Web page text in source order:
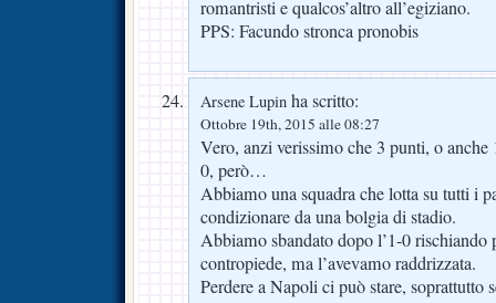
romantristi e qualcos’altro all’egiziano.
PPS: Facundo stronca pronobis
Arsene Lupin ha scritto:
Ottobre 19th, 2015 alle 08:27
Vero, anzi verissimo che 3 punti, o
0, però…
Abbiamo una squadra che lotta su tutti i
condizionare da una bolgia di stadio.
Abbiamo sbandato dopo l’1-0 rischiando
contropiede, ma l’avevamo raddrizzata.
Perdere a Napoli ci può stare, soprattutto